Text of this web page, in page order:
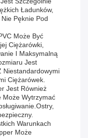
Ładunków,
Pęknie Pod
Może Być
Ciężarówki,
I Maksymalną
Jest
Niestandardowymi
Ciężarówek.
Jest Również
Może Wytrzymać
Warunkach
Może